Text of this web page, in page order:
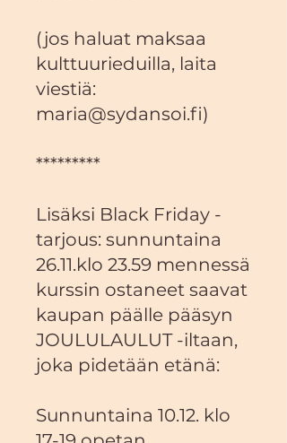
(jos haluat maksaa
kulttuurieduilla, laita
viestiä:
maria@sydansoi.fi)
*********
Lisäksi Black Friday -
tarjous: sunnuntaina
26.11.klo 23.59 mennessä
kurssin ostaneet saavat
kaupan päälle pääsyn
JOULULAULUT -iltaan,
joka pidetään etänä:
Sunnuntaina 10.12. klo